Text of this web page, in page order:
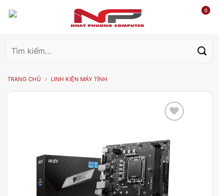
0
kiếm:
TRANG CHỦ LINH KIỆN MÁY TÍNH
Add to
wishlist